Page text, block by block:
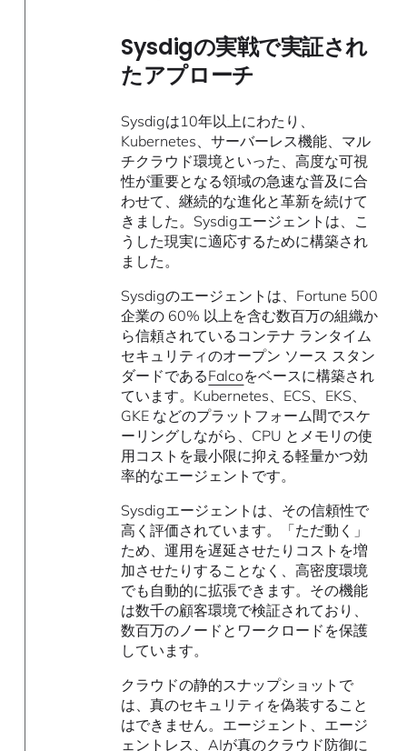
Sysdigの実戦で実証され
たアプローチ
Sysdigは10年以上にわたり、
Kubernetes、サーバーレス機能、マル
チクラウド環境といった、高度な可視
性が重要となる領域の急速な普及に合
わせて、継続的な進化と革新を続けて
きました。Sysdigエージェントは、こ
うした現実に適応するために構築され
ました。
Sysdigのエージェントは、Fortune 500
企業の 60% 以上を含む数百万の組織か
ら信頼されているコンテナ ランタイム
セキュリティのオープン ソース スタン
ダードであるFalcoをベースに構築され
ています。Kubernetes、ECS、EKS、
GKE などのプラットフォーム間でスケ
ーリングしながら、CPU とメモリの使
用コストを最小限に抑える軽量かつ効
率的なエージェントです。
Sysdigエージェントは、その信頼性で
高く評価されています。「ただ動く」
ため、運用を遅延させたりコストを増
加させたりすることなく、高密度環境
でも自動的に拡張できます。その機能
は数千の顧客環境で検証されており、
数百万のノードとワークロードを保護
しています。
クラウドの静的スナップショットで
は、真のセキュリティを偽装すること
はできません。エージェント、エージ
ェントレス、AIが真のクラウド防御に